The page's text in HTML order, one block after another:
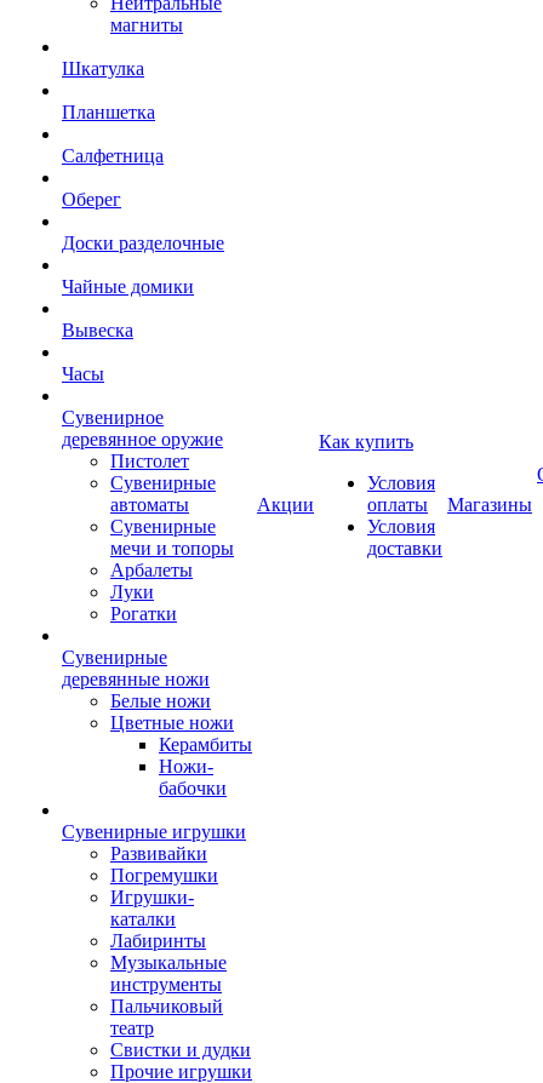
магниты
Шкатулка
Планшетка
Салфетница
Оберег
Доски разделочные
Чайные домики
Вывеска
Часы
Сувенирное
деревянное оружие
Пистолет
Сувенирные
автоматы
Сувенирные
мечи и топоры
Арбалеты
Луки
Рогатки
Сувенирные
деревянные ножи
Белые ножи
Цветные ножи
Керамбиты
Ножи-
бабочки
Сувенирные игрушки
Развивайки
Погремушки
Игрушки-
каталки
Лабиринты
Музыкальные
инструменты
Пальчиковый
театр
Свистки и дудки
Прочие игрушки
Акции
Как купить
Условия
оплаты
Условия
доставки
Магазины